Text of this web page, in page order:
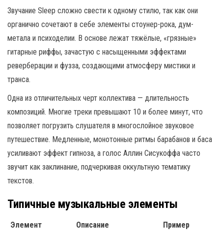
Звучание Sleep сложно свести к одному стилю, так как они
органично сочетают в себе элементы стоунер-рока, дум-
метала и психоделии. В основе лежат тяжёлые, «грязные»
гитарные риффы, зачастую с насыщенными эффектами
реверберации и фузза, создающими атмосферу мистики и
транса.
Одна из отличительных черт коллектива — длительность
композиций. Многие треки превышают 10 и более минут, что
позволяет погрузить слушателя в многослойное звуковое
путешествие. Медленные, монотонные ритмы барабанов и баса
усиливают эффект гипноза, а голос Аллин Сисукоффа часто
звучит как заклинание, подчеркивая оккультную тематику
текстов.
Типичные музыкальные элементы
Элемент Описание Пример